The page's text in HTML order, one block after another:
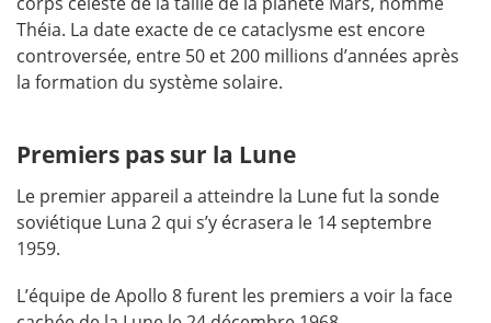
Théia. La date exacte de ce cataclysme est encore
controversée, entre 50 et 200 millions d’années après
la formation du système solaire.
Premiers pas sur la Lune
Le premier appareil a atteindre la Lune fut la sonde
soviétique Luna 2 qui s’y écrasera le 14 septembre
1959.
L’équipe de Apollo 8 furent les premiers a voir la face